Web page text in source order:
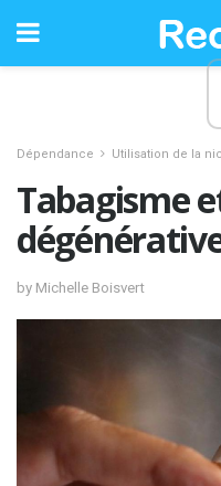
Dépendance Utilisation de la
Tabagisme
by Michelle Boisvert